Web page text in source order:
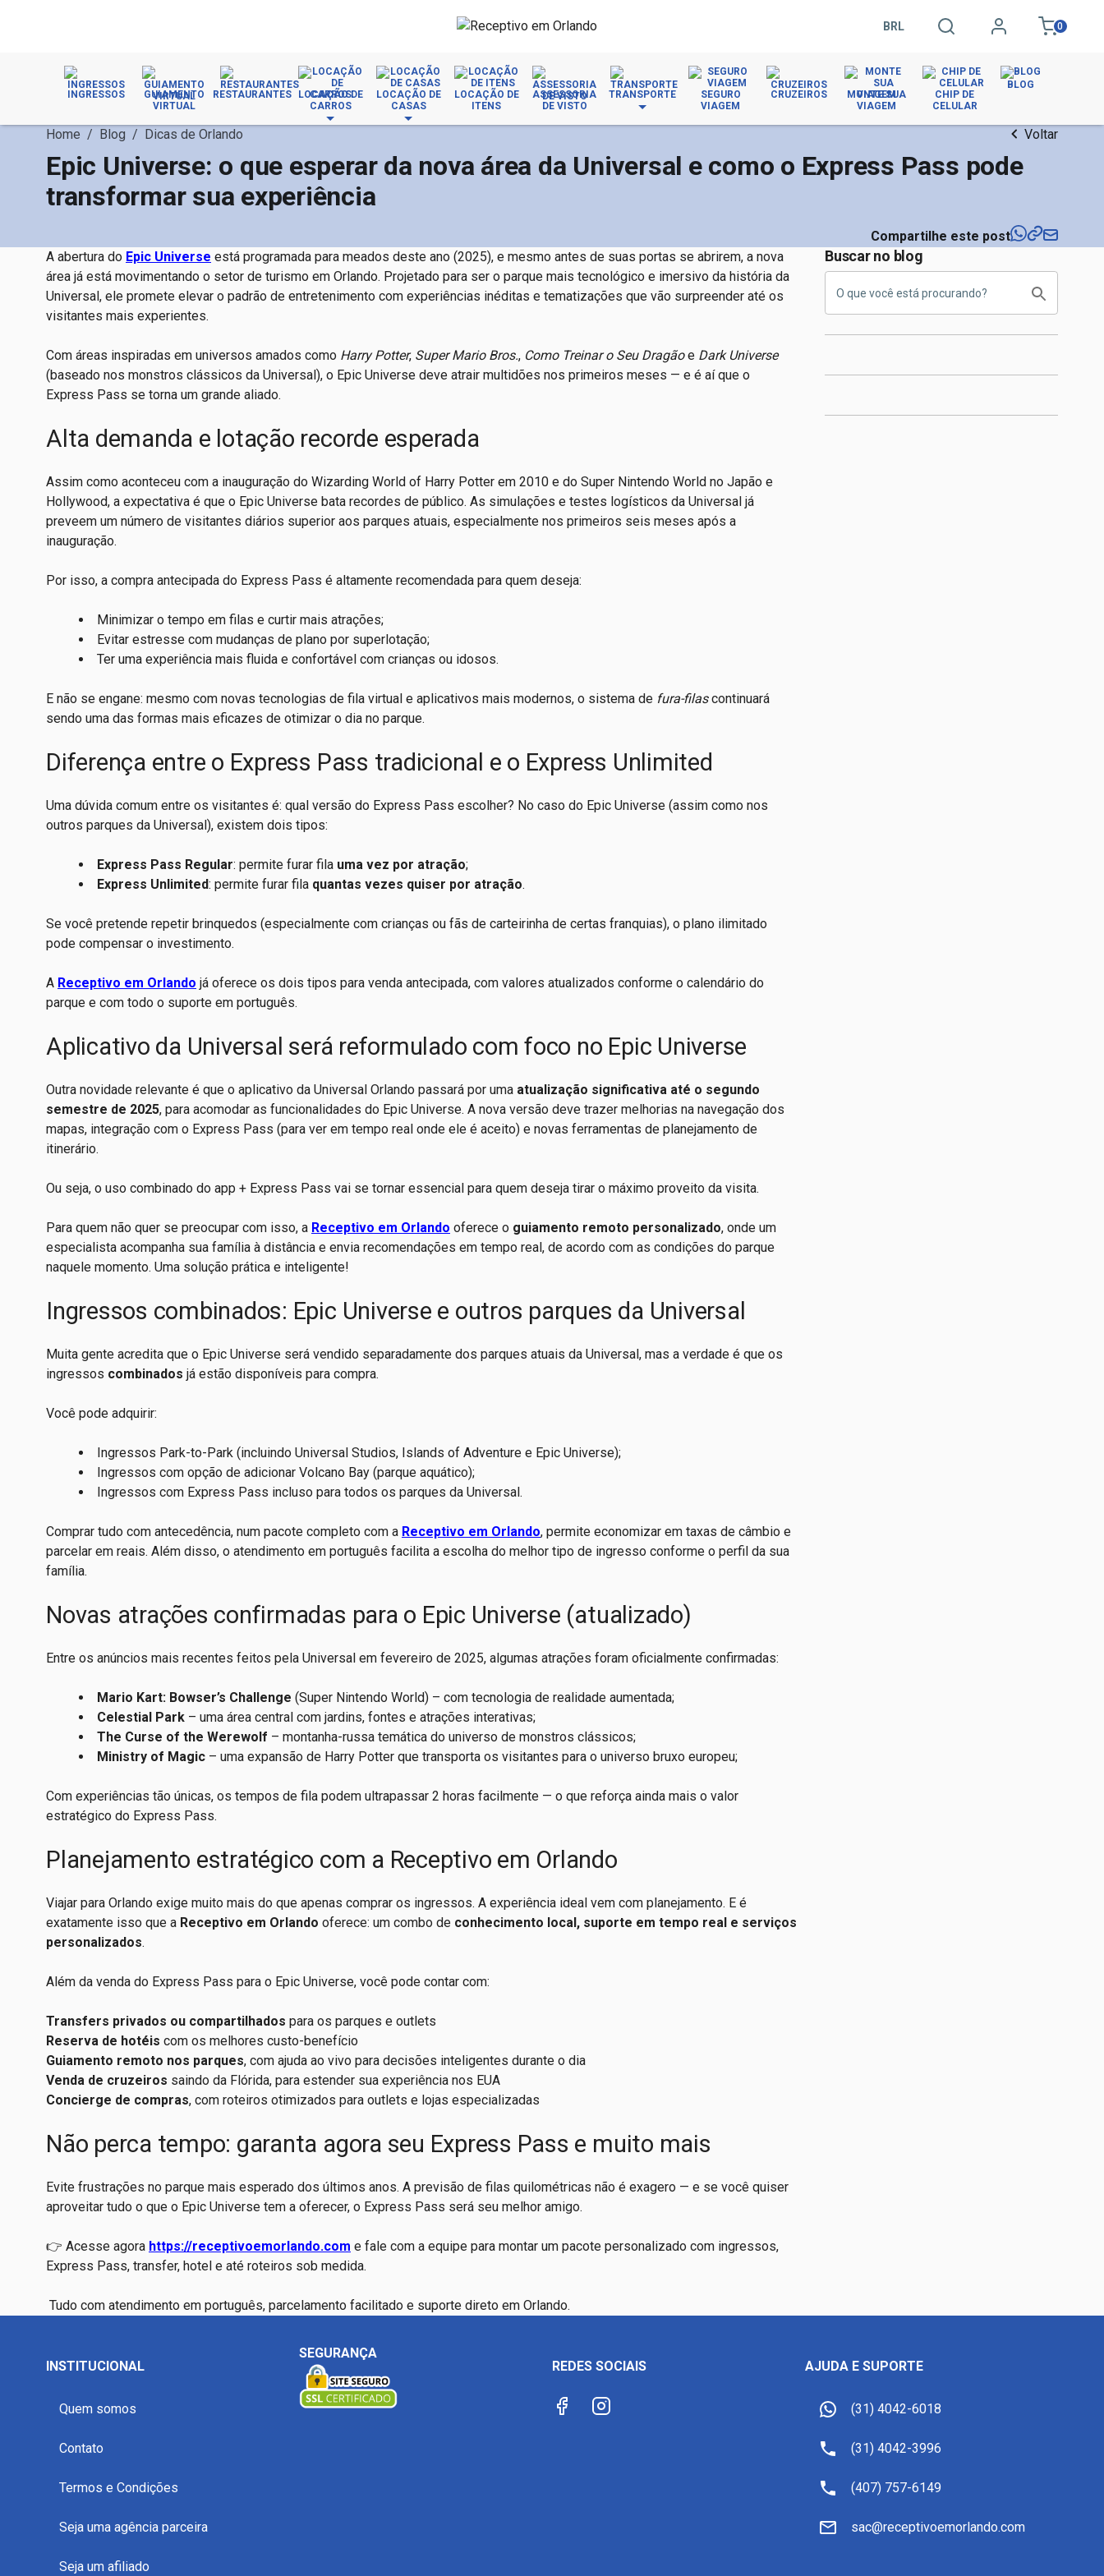
BRL 0
INGRESSOS
GUIAMENTO
VIRTUAL
RESTAURANTES
LOCAÇÃO DE
CARROS
LOCAÇÃO DE
CASAS
LOCAÇÃO DE
ITENS
ASSESSORIA
DE VISTO
TRANSPORTE
SEGURO
VIAGEM
CRUZEIROS
MONTE SUA
VIAGEM
CHIP DE
CELULAR
BLOG
Home / Blog / Dicas de Orlando Voltar
Epic Universe: o que esperar da nova área da Universal e como o Express Pass pode
transformar sua experiência
Compartilhe este post
A abertura do Epic Universe está programada para meados deste ano (2025), e mesmo antes de suas portas se abrirem, a nova
área já está movimentando o setor de turismo em Orlando. Projetado para ser o parque mais tecnológico e imersivo da história da
Universal, ele promete elevar o padrão de entretenimento com experiências inéditas e tematizações que vão surpreender até os
visitantes mais experientes.
Com áreas inspiradas em universos amados como Harry Potter, Super Mario Bros., Como Treinar o Seu Dragãoe Dark Universe
(baseado nos monstros clássicos da Universal), o Epic Universe deve atrair multidões nos primeiros meses — e é aí que o
Express Pass se torna um grande aliado.
Alta demanda e lotação recorde esperada
Assim como aconteceu com a inauguração do Wizarding World of Harry Potter em 2010 e do Super Nintendo World no Japão e
Hollywood, a expectativa é que o Epic Universe bata recordes de público. As simulações e testes logísticos da Universal já
preveem um número de visitantes diários superior aos parques atuais, especialmente nos primeiros seis meses após a
inauguração.
Por isso, a compra antecipada do Express Pass é altamente recomendada para quem deseja:
Minimizar o tempo em filas e curtir mais atrações;
Evitar estresse com mudanças de plano por superlotação;
Ter uma experiência mais fluida e confortável com crianças ou idosos.
E não se engane: mesmo com novas tecnologias de fila virtual e aplicativos mais modernos, o sistema de fura-filascontinuará
sendo uma das formas mais eficazes de otimizar o dia no parque.
Diferença entre o Express Pass tradicional e o Express Unlimited
Uma dúvida comum entre os visitantes é: qual versão do Express Pass escolher? No caso do Epic Universe (assim como nos
outros parques da Universal), existem dois tipos:
Express Pass Regular: permite furar fila uma vez por atração;
Express Unlimited: permite furar fila quantas vezes quiser por atração.
Se você pretende repetir brinquedos (especialmente com crianças ou fãs de carteirinha de certas franquias), o plano ilimitado
pode compensar o investimento.
A Receptivo em Orlando já oferece os dois tipos para venda antecipada, com valores atualizados conforme o calendário do
parque e com todo o suporte em português.
Aplicativo da Universal será reformulado com foco no Epic Universe
Outra novidade relevante é que o aplicativo da Universal Orlando passará por uma atualização significativa até o segundo
semestre de 2025, para acomodar as funcionalidades do Epic Universe. A nova versão deve trazer melhorias na navegação dos
mapas, integração com o Express Pass (para ver em tempo real onde ele é aceito) e novas ferramentas de planejamento de
itinerário.
Ou seja, o uso combinado do app + Express Pass vai se tornar essencial para quem deseja tirar o máximo proveito da visita.
Para quem não quer se preocupar com isso, a Receptivo em Orlando oferece o guiamento remoto personalizado, onde um
especialista acompanha sua família à distância e envia recomendações em tempo real, de acordo com as condições do parque
naquele momento. Uma solução prática e inteligente!
Ingressos combinados: Epic Universe e outros parques da Universal
Muita gente acredita que o Epic Universe será vendido separadamente dos parques atuais da Universal, mas a verdade é que os
ingressos combinados já estão disponíveis para compra.
Você pode adquirir:
Ingressos Park-to-Park (incluindo Universal Studios, Islands of Adventure e Epic Universe);
Ingressos com opção de adicionar Volcano Bay (parque aquático);
Ingressos com Express Pass incluso para todos os parques da Universal.
Comprar tudo com antecedência, num pacote completo com a Receptivo em Orlando, permite economizar em taxas de câmbio e
parcelar em reais. Além disso, o atendimento em português facilita a escolha do melhor tipo de ingresso conforme o perfil da sua
família.
Novas atrações confirmadas para o Epic Universe (atualizado)
Entre os anúncios mais recentes feitos pela Universal em fevereiro de 2025, algumas atrações foram oficialmente confirmadas:
Mario Kart: Bowser’s Challenge (Super Nintendo World) – com tecnologia de realidade aumentada;
Celestial Park – uma área central com jardins, fontes e atrações interativas;
The Curse of the Werewolf – montanha-russa temática do universo de monstros clássicos;
Ministry of Magic – uma expansão de Harry Potter que transporta os visitantes para o universo bruxo europeu;
Com experiências tão únicas, os tempos de fila podem ultrapassar 2 horas facilmente — o que reforça ainda mais o valor
estratégico do Express Pass.
Planejamento estratégico com a Receptivo em Orlando
Viajar para Orlando exige muito mais do que apenas comprar os ingressos. A experiência ideal vem com planejamento. E é
exatamente isso que a Receptivo em Orlando oferece: um combo de conhecimento local, suporte em tempo real e serviços
personalizados.
Além da venda do Express Pass para o Epic Universe, você pode contar com:
Transfers privados ou compartilhados para os parques e outlets
Reserva de hotéis com os melhores custo-benefício
Guiamento remoto nos parques, com ajuda ao vivo para decisões inteligentes durante o dia
Venda de cruzeiros saindo da Flórida, para estender sua experiência nos EUA
Concierge de compras, com roteiros otimizados para outlets e lojas especializadas
Não perca tempo: garanta agora seu Express Pass e muito mais
Evite frustrações no parque mais esperado dos últimos anos. A previsão de filas quilométricas não é exagero — e se você quiser
aproveitar tudo o que o Epic Universe tem a oferecer, o Express Pass será seu melhor amigo.
👉 Acesse agora https://receptivoemorlando.com e fale com a equipe para montar um pacote personalizado com ingressos,
Express Pass, transfer, hotel e até roteiros sob medida.
Tudo com atendimento em português, parcelamento facilitado e suporte direto em Orlando.
Buscar no blog
INSTITUCIONAL
Quem somos
Contato
Termos e Condições
Seja uma agência parceira
Seja um afiliado
SEGURANÇA
REDES SOCIAIS
AJUDA E SUPORTE
(31) 4042-6018
(31) 4042-3996
(407) 757-6149
sac@receptivoemorlando.com